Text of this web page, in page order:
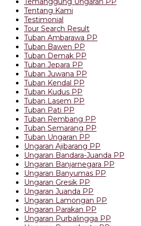
Tentang Kami
Testimonial
Tour Search Result
Tuban Ambarawa PP
Tuban Bawen PP
Tuban Demak PP
Tuban Jepara PP
Tuban Juwana PP
Tuban Kendal PP
Tuban Kudus PP
Tuban Lasem PP
Tuban Pati PP
Tuban Rembang PP
Tuban Semarang PP
Tuban Ungaran PP
Ungaran Ajibarang PP
Ungaran Bandara-Juanda PP
Ungaran Banjarnegara PP
Ungaran Banyumas PP
Ungaran Gresik PP
Ungaran Juanda PP
Ungaran Lamongan PP
Ungaran Parakan PP
Ungaran Purbalingga PP